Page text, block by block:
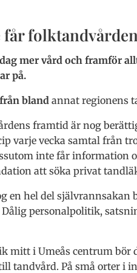
får
mer vård och framför
på.
bland annat regionens
framtid är nog
varje vecka samtal från
inte får information
att söka privat
en hel del självrannsakan
personalpolitik,
mitt i Umeås centrum bör
tandvård. På små orter i